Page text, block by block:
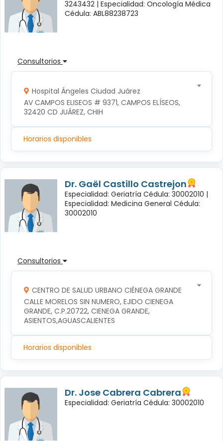
3243432 | Especialidad: Oncología Médica
Cédula: ABL88238723
Consultorios
Hospital Ángeles Ciudad Juárez
AV CAMPOS ELISEOS # 9371, CAMPOS ELÍSEOS,
32420 CD JUÁREZ, CHIH
Horarios disponibles
Dr. Gaël Castillo Castrejon
Especialidad: Geriatría Cédula: 30002010 |
Especialidad: Medicina General Cédula:
30002010
Consultorios
CENTRO DE SALUD URBANO CIÉNEGA GRANDE
CALLE MORELOS SIN NUMERO, EJIDO CIENEGA
GRANDE, C.P.20722, CIENEGA GRANDE,
ASIENTOS,AGUASCALIENTES
Horarios disponibles
Dr. Jose Cabrera Cabrera
Especialidad: Geriatría Cédula: 30002010